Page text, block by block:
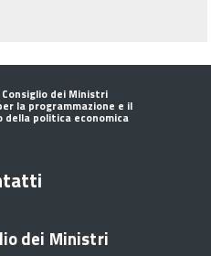
dei Ministri
la programmazione e il
della politica economica
dei Ministri